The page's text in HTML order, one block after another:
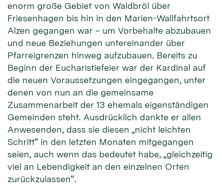
enorm große Gebiet von Waldbröl über
Friesenhagen bis hin in den Marien-Wallfahrtsort
Alzen gegangen war – um Vorbehalte abzubauen
und neue Beziehungen untereinander über
Pfarreigrenzen hinweg aufzubauen. Bereits zu
Beginn der Eucharistiefeier war der Kardinal auf
die neuen Voraussetzungen eingegangen, unter
denen von nun an die gemeinsame
Zusammenarbeit der 13 ehemals eigenständigen
Gemeinden steht. Ausdrücklich dankte er allen
Anwesenden, dass sie diesen „nicht leichten
Schritt“ in den letzten Monaten mitgegangen
seien, auch wenn das bedeutet habe, „gleichzeitig
viel an Lebendigkeit an den einzelnen Orten
zurückzulassen“.